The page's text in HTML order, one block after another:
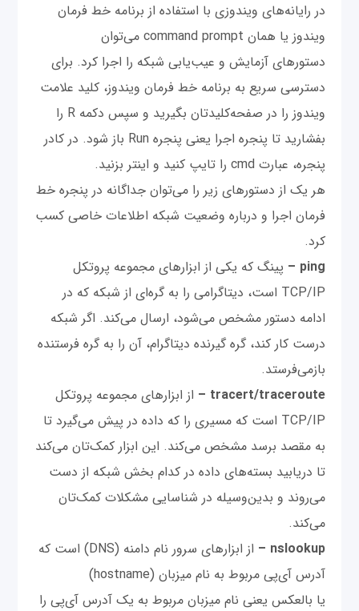
در رایانه‌های ویندوزی با استفاده از برنامه خط فرمان
ویندوز یا همان command prompt می‌توان
دستورهای آزمایش و عیب‌یابی شبکه را اجرا کرد. برای
دسترسی سریع به برنامه خط فرمان ویندوز، کلید علامت
ویندوز را در صفحه‌کلیدتان بگیرید و سپس دکمه R را
بفشارید تا پنجره اجرا یعنی پنجره Run باز شود. در کادر
پنجره، عبارت cmd را تایپ کنید و اینتر بزنید.
هر یک از دستورهای زیر را می‌توان جداگانه در پنجره خط
فرمان اجرا و درباره وضعیت شبکه اطلاعات خاصی کسب
کرد.
ping –
پینگ که یکی از ابزارهای مجموعه پروتکل
TCP/IP است، دیتاگرامی را به گره‌ای از شبکه که در
ادامه دستور مشخص می‌شود، ارسال می‌کند. اگر شبکه
درست کار کند، گره گیرنده دیتاگرام، آن را به گره فرستنده
بازمی‌فرستد.
tracert/traceroute –
از ابزارهای مجموعه پروتکل
TCP/IP است که مسیری را که داده در پیش می‌گیرد تا
به مقصد برسد مشخص می‌کند. این ابزار کمک‌تان می‌کند
تا دریابید بسته‌های داده در کدام بخش شبکه از دست
می‌روند و بدین‌وسیله در شناسایی مشکلات کمک‌تان
می‌کند.
nslookup –
از ابزارهای سرور نام دامنه (DNS) است که
آدرس آی‌پی مربوط به نام میزبان (hostname)
یا بالعکس یعنی نام میزبان مربوط به یک آدرس آی‌پی را